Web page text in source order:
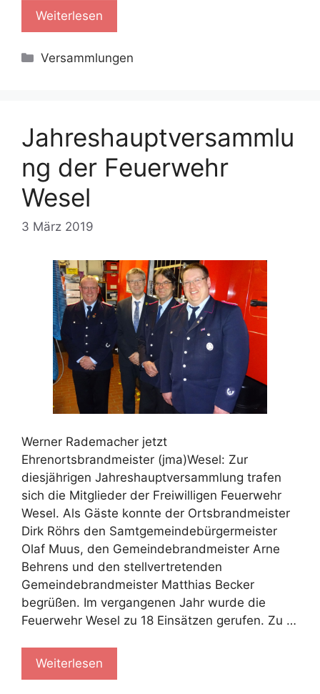
Weiterlesen
Kategorien
Versammlungen
Jahreshauptversammlu
ng der Feuerwehr
Wesel
3 März 2019
Werner Rademacher jetzt
Ehrenortsbrandmeister (jma)Wesel: Zur
diesjährigen Jahreshauptversammlung trafen
sich die Mitglieder der Freiwilligen Feuerwehr
Wesel. Als Gäste konnte der Ortsbrandmeister
Dirk Röhrs den Samtgemeindebürgermeister
Olaf Muus, den Gemeindebrandmeister Arne
Behrens und den stellvertretenden
Gemeindebrandmeister Matthias Becker
begrüßen. Im vergangenen Jahr wurde die
Feuerwehr Wesel zu 18 Einsätzen gerufen. Zu …
Weiterlesen